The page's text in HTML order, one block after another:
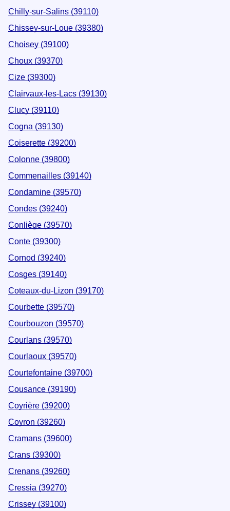
Chilly-sur-Salins (39110)
Chissey-sur-Loue (39380)
Choisey (39100)
Choux (39370)
Cize (39300)
Clairvaux-les-Lacs (39130)
Clucy (39110)
Cogna (39130)
Coiserette (39200)
Colonne (39800)
Commenailles (39140)
Condamine (39570)
Condes (39240)
Conliège (39570)
Conte (39300)
Cornod (39240)
Cosges (39140)
Coteaux-du-Lizon (39170)
Courbette (39570)
Courbouzon (39570)
Courlans (39570)
Courlaoux (39570)
Courtefontaine (39700)
Cousance (39190)
Coyrière (39200)
Coyron (39260)
Cramans (39600)
Crans (39300)
Crenans (39260)
Cressia (39270)
Crissey (39100)